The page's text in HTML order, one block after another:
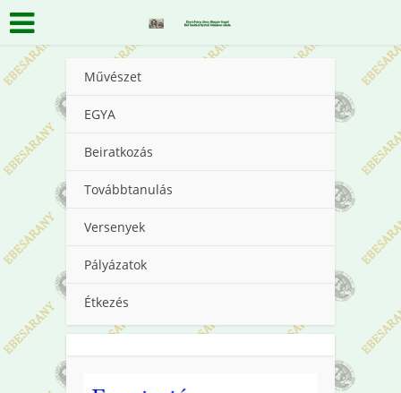
Művészet
EGYA
Beiratkozás
Továbbtanulás
Versenyek
Pályázatok
Étkezés